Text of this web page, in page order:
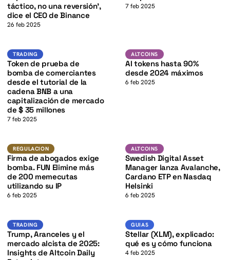
táctico, no una reversión’,
dice el CEO de Binance
26 feb 2025
7 feb 2025
TRADING BNB
K
TRADING
Token de prueba de
bomba de comerciantes
desde el tutorial de la
cadena BNB a una
capitalización de mercado
de $ 35 millones
7 feb 2025
Altcoins
ALTCOINS
AI tokens hasta 90%
desde 2024 máximos
6 feb 2025
Regulacion
K
REGULACION
Firma de abogados exige
bomba. FUN Elimine más
de 200 memecutas
utilizando su IP
6 feb 2025
ALTCOINS ADA
ALTCOINS
Swedish Digital Asset
Manager lanza Avalanche,
Cardano ETP en Nasdaq
Helsinki
6 feb 2025
Trading
K
TRADING
Trump, Aranceles y el
mercado alcista de 2025:
Insights de Altcoin Daily
GUIAS
GUIAS
Stellar (XLM), explicado:
qué es y cómo funciona
4 feb 2025